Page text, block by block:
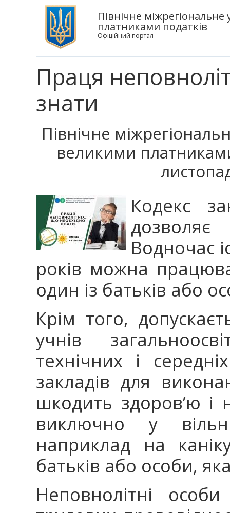
Північне
платниками податків
Офіційний портал
Праця
знати
Північне
великими
Кодекс
Водночас
років можна
один із батьків або
Крім того,
учнів
технічних і
закладів для
шкодить здоров’ю
виключно у
наприклад на
батьків або особи,
Неповнолітні